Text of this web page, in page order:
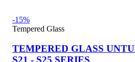
-15%
Tempered Glass
TEMPERED GLASS
S21 - S25 SERIES